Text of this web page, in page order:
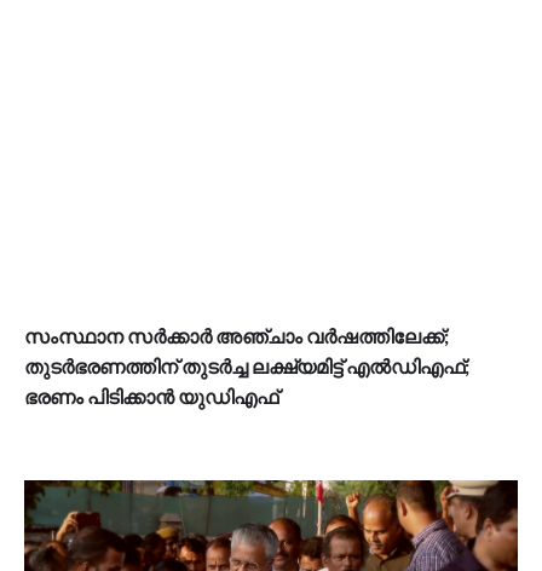
സംസ്ഥാന സർക്കാർ അഞ്ചാം വർഷത്തിലേക്ക്;
തുടര്‍ഭരണത്തിന് തുടര്‍ച്ച ലക്ഷ്യമിട്ട് എൽഡിഎഫ്;
ഭരണം പിടിക്കാൻ യുഡിഎഫ്